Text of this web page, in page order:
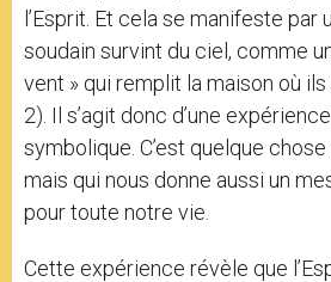
l’Esprit. Et cela se manifeste par
soudain survint du ciel, comme
vent » qui remplit la maison où
2). Il s’agit donc d’une
symbolique. C’est quelque
mais qui nous donne aussi un
pour toute notre vie.
Cette expérience révèle que